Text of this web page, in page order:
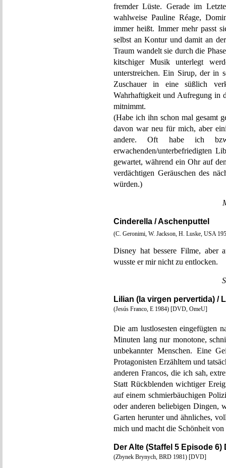
fremder Lüste. Gerade im
wahlweise Pauline Réage,
immer heißt. Immer mehr passt
selbst an Kontur und damit an
Traum wandelt sie durch die
kitschiger Musik unterlegt
unterstreichen. Ein Sirup, der in
Zuschauer in eine süßlich
Wahrhaftigkeit und Aufregung in
mitnimmt.
(Habe ich ihn schon mal gesamt
davon war neu für mich, aber
andere. Oft habe ich
erwachenden/unterbefriedigten
gewartet, während ein Ohr auf
verdächtigen Geräuschen des
würden.)
Cinderella / Aschenputtel
(C. Geronimi, W. Jackson, H. Luske, USA
Disney hat bessere Filme, aber
wusste er mir nicht zu entlocken.
Lilian (la virgen pervertida) /
(Jesús Franco, E 1984) [DVD, OmeU]
Die am lustlosesten eingefügten
Minuten lang nur monotone,
unbekannter Menschen. Eine
Protagonisten Erzähltem und
anderen Francos, die ich sah,
Statt Rückblenden wichtiger
auf einem schmierbäuchigen
oder anderen beliebigen Dingen,
Garten herunter und ähnliches,
mich und macht die Schönheit
Der Alte (Staffel 5 Episode
(Zbynek Brynych, BRD 1981) [DVD]